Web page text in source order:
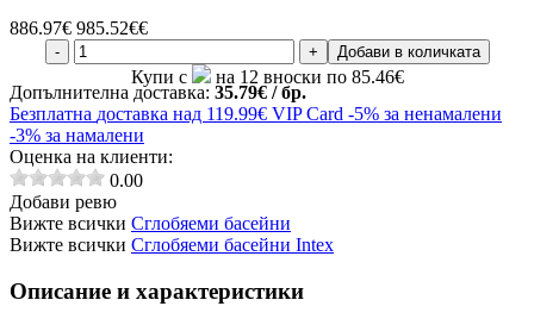
886.97€ 985.52€€
- + Добави в количката
Купи с на 12 вноски по 85.46€
Допълнителна доставка: 35.79€ / бр.
Безплатна доставка над 119.99€ VIP Card -5% за ненамалени
-3% за намалени
Оценка на клиенти:
0.00
Добави ревю
Вижте всички Сглобяеми басейни
Вижте всички Сглобяеми басейни Intex
Описание и характеристики